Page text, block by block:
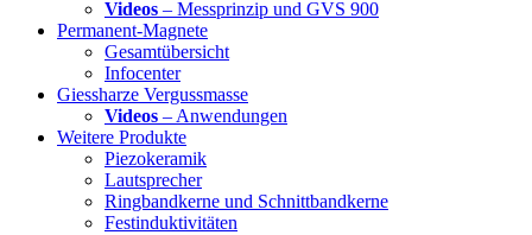
Videos – Messprinzip und GVS 900
Permanent-Magnete
Gesamtübersicht
Infocenter
Giessharze Vergussmasse
Videos – Anwendungen
Weitere Produkte
Piezokeramik
Lautsprecher
Ringbandkerne und Schnittbandkerne
Festinduktivitäten